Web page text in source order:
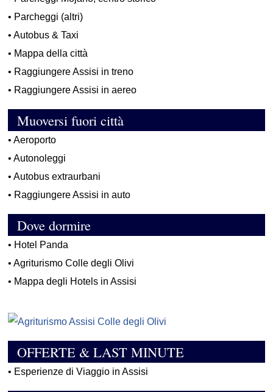
• Parcheggi (altri)
•Autobus & Taxi
• Mappa della città
• Raggiungere Assisi in treno
• Raggiungere Assisi in aereo
Muoversi fuori città
•Aeroporto
•Autonoleggi
•Autobus extraurbani
• Raggiungere Assisi in auto
Dove dormire
• Hotel Panda
•Agriturismo Colle degli Olivi
• Mappa degli Hotels in Assisi
OFFERTE & LAST MINUTE
• Esperienze di Viaggio in Assisi